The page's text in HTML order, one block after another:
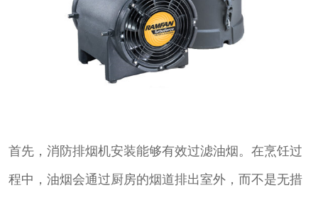
首先，消防排烟机安装能够有效过滤油烟。在烹饪过
程中，油烟会通过厨房的烟道排出室外，而不是无措